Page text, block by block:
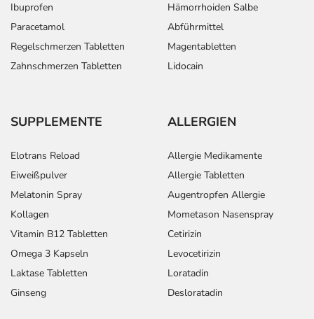
Ibuprofen
Paracetamol
Regelschmerzen Tabletten
Zahnschmerzen Tabletten
Hämorrhoiden Salbe
Abführmittel
Magentabletten
Lidocain
SUPPLEMENTE
Elotrans Reload
Eiweißpulver
Melatonin Spray
Kollagen
Vitamin B12 Tabletten
Omega 3 Kapseln
Laktase Tabletten
Ginseng
ALLERGIEN
Allergie Medikamente
Allergie Tabletten
Augentropfen Allergie
Mometason Nasenspray
Cetirizin
Levocetirizin
Loratadin
Desloratadin